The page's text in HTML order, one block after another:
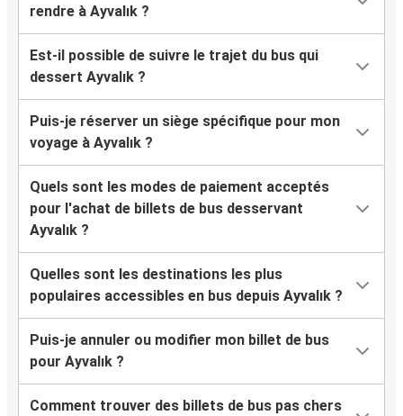
rendre à Ayvalık ?
Est-il possible de suivre le trajet du bus qui
dessert Ayvalık ?
Puis-je réserver un siège spécifique pour mon
voyage à Ayvalık ?
Quels sont les modes de paiement acceptés
pour l'achat de billets de bus desservant
Ayvalık ?
Quelles sont les destinations les plus
populaires accessibles en bus depuis Ayvalık ?
Puis-je annuler ou modifier mon billet de bus
pour Ayvalık ?
Comment trouver des billets de bus pas chers